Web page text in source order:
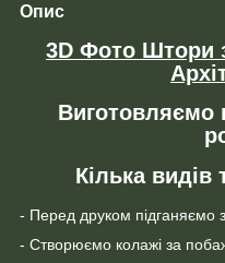
Опис
3D Фото Штори
Виготовляємо
Кілька видів
- Перед друком підганяємо
- Створюємо колажі за